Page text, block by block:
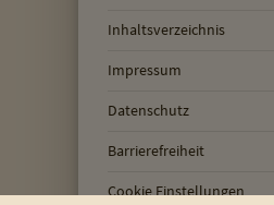
Inhaltsverzeichnis
Impressum
Datenschutz
Barrierefreiheit
Cookie Einstellungen